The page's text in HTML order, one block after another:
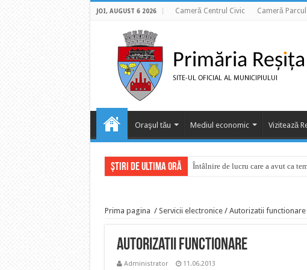
JOI, AUGUST 6 2026 Cameră Centrul Civic Cameră
Oraşul tău Mediul economic Vizitează
ȘTIRI DE ULTIMA ORĂ Întâlnire de lucru care a avut ca
Prima pagina / Servicii electronice / Autorizatii functionare
Autorizatii functionare
Administrator 11.06.2013